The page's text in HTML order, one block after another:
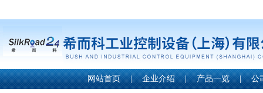
网站首页 | 企业介绍 | 产品一览 | 公